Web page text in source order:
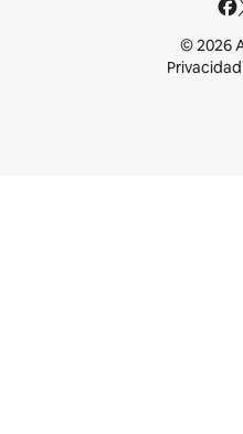
© 2026
Privacidad